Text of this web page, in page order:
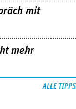
mit
mehr
ALLE TIPPS